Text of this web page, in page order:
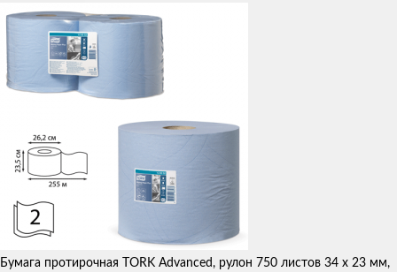
Бумага протирочная TORK Advanced, рулон 750 листов 34 х 23 мм,